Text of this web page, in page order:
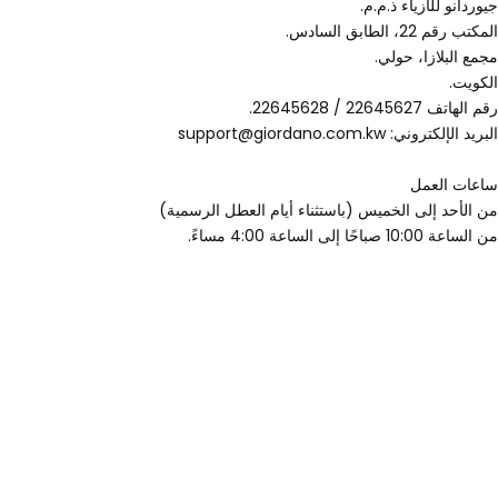
جيوردانو للأزياء ذ.م.م.
المكتب رقم 22، الطابق السادس.
مجمع البلازا، حولي.
الكويت.
رقم الهاتف 22645627 / 22645628.
البريد الإلكتروني: support@giordano.com.kw
ساعات العمل
من الأحد إلى الخميس (باستثناء أيام العطل الرسمية)
من الساعة 10:00 صباحًا إلى الساعة 4:00 مساءً.